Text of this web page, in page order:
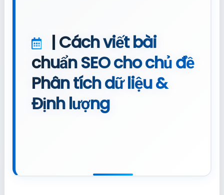
| Cách viết bài
chuẩn SEO cho chủ đề
Phân tích dữ liệu &
Định lượng